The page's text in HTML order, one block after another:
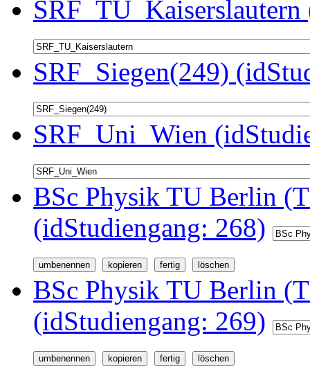
SRF_Siegen(249)
SRF_Uni_Wien
BSc Physik TU Berlin
(idStudiengang: 268)
BSc Physik TU Berlin
(idStudiengang: 269)